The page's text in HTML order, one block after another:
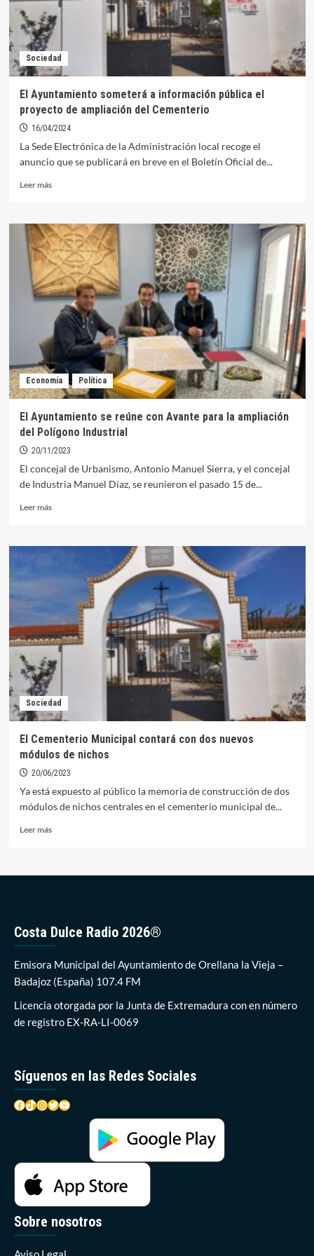
Sociedad
El Ayuntamiento someterá a información pública el
proyecto de ampliación del Cementerio
16/04/2024
La Sede Electrónica de la Administración local recoge el
anuncio que se publicará en breve en el Boletín Oficial de...
Leer másLeer
El
Ayuntamiento
someterá
a
información
pública
el
proyecto
de
ampliación
Cementerio
Economía Política
El Ayuntamiento se reúne con Avante para la ampliación
del Polígono Industrial
20/11/2023
El concejal de Urbanismo, Antonio Manuel Sierra, y el concejal
de Industria Manuel Díaz, se reunieron el pasado 15 de...
Leer másLeer
El
Avante
para
la
ampliación
del
Polígono
Sociedad
El Cementerio Municipal contará con dos nuevos
módulos de nichos
20/06/2023
Ya está expuesto al público la memoria de construcción de dos
módulos de nichos centrales en el cementerio municipal de...
Leer másLeer
dos
nuevos
módulos
nichos
Costa Dulce Radio 2026®
Emisora Municipal del Ayuntamiento de Orellana la Vieja –
Badajoz (España) 107.4 FM
Licencia otorgada por la Junta de Extremadura con en número
de registro EX-RA-LI-0069
Síguenos en las Redes Sociales
Facebook
TikTok
Instagram
Twitter
YouTube
Sobre nosotros